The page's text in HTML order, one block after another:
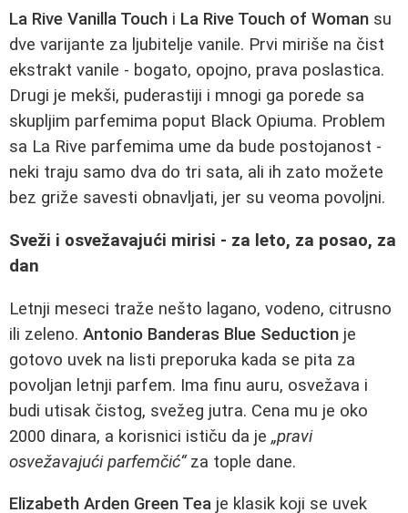
La Rive Vanilla Touch i La Rive Touch of Woman su
dve varijante za ljubitelje vanile. Prvi miriše na čist
ekstrakt vanile - bogato, opojno, prava poslastica.
Drugi je mekši, puderastiji i mnogi ga porede sa
skupljim parfemima poput Black Opiuma. Problem
sa La Rive parfemima ume da bude postojanost -
neki traju samo dva do tri sata, ali ih zato možete
bez griže savesti obnavljati, jer su veoma povoljni.
Sveži i osvežavajući mirisi - za leto, za posao, za
dan
Letnji meseci traže nešto lagano, vodeno, citrusno
ili zeleno. Antonio Banderas Blue Seduction je
gotovo uvek na listi preporuka kada se pita za
povoljan letnji parfem. Ima finu auru, osvežava i
budi utisak čistog, svežeg jutra. Cena mu je oko
2000 dinara, a korisnici ističu da je „pravi
osvežavajući parfemčić“za tople dane.
Elizabeth Arden Green Tea je klasik koji se uvek